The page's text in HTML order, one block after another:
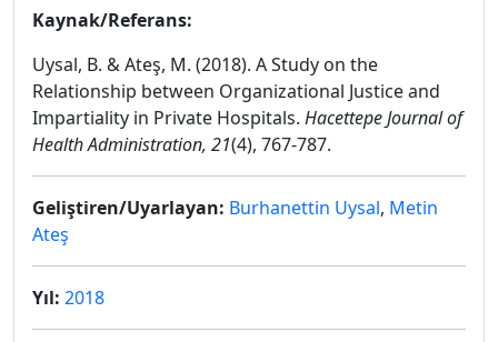
Kaynak/Referans:
Uysal, B. & Ateş, M. (2018). A Study on the
Relationship between Organizational Justice and
Impartiality in Private Hospitals. Hacettepe Journal of
Health Administration, 21(4), 767-787.
Geliştiren/Uyarlayan: Burhanettin Uysal, Metin
Ateş
Yıl: 2018